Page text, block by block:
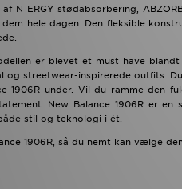
N ERGY stødabsorbering,
hele dagen. Den fleksible
er blevet et must have
streetwear-inspirerede outfits.
1906R under. Vil du ramme den
New Balance 1906R er
stil og teknologi i ét.
1906R, så du nemt kan vælge